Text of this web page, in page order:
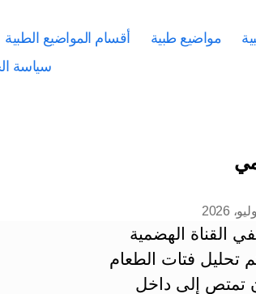
مواضيع طبية أقسام المواضيع الطبية
سياسة
القناة الهضمية
تحليل فتات الطعام
تمتص إلى داخل